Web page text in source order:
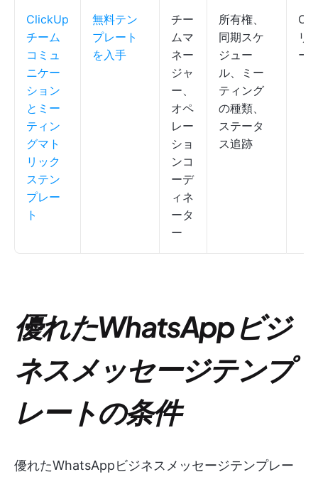
ClickUp
チーム
コミュ
ニケー
ション
とミー
ティン
グマト
リック
ステン
プレー
ト
無料テン
プレート
を入手
チー
ムマ
ネー
ジャ
ー、
オペ
レー
ショ
ンコ
ーデ
ィネ
ータ
ー
所有権、
同期スケ
ジュー
ル、ミー
ティング
の種類、
ステータ
ス追跡
リ
ー
優れたWhatsAppビジ
ネスメッセージテンプ
レートの条件
優れたWhatsAppビジネスメッセージテンプレー